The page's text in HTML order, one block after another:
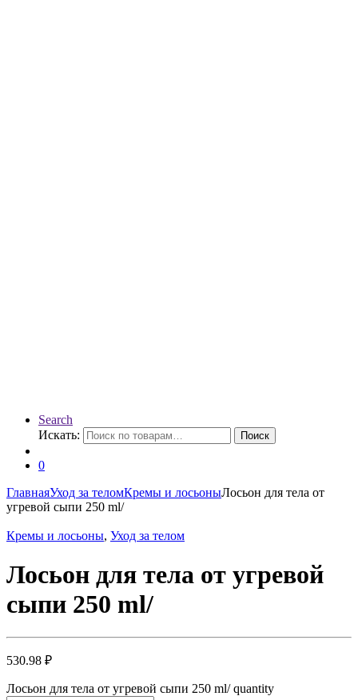
Search
Искать:
Поиск
0
ГлавнаяУход за теломКремы и лосьоныЛосьон для тела от
угревой сыпи 250 ml/
Кремы и лосьоны, Уход за телом
Лосьон для тела от угревой
сыпи 250 ml/
530.98 ₽
Лосьон для тела от угревой сыпи 250 ml/ quantity